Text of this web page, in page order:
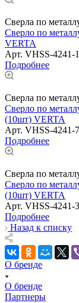
Сверла по
Сверло по
VERTA
Арт. VHSS-4241-
Подробнее
Сверла по
Сверло по
(10шт) VERTA
Арт. VHSS-4241-
Подробнее
Сверла по
Сверло по
(10шт) VERTA
Арт. VHSS-4241-
Подробнее
Назад к списку
О бренде
О бренде
Партнеры